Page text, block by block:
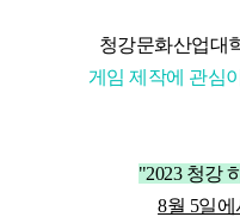
청강문화산업대
게임 제작에 관심
"2023 청강
8월 5일에